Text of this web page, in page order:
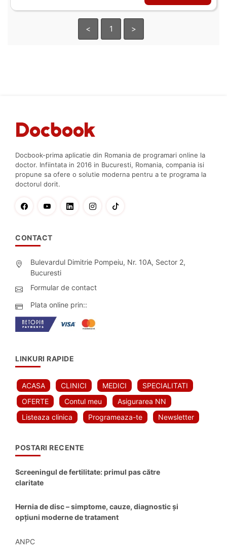
< 1 >
Docbook-prima aplicatie din Romania de programari online la
doctor. Infiintata in 2016 in Bucuresti, Romania, compania isi
propune sa ofere o solutie moderna pentru a te programa la
doctorul dorit.
CONTACT
Bulevardul Dimitrie Pompeiu, Nr. 10A, Sector 2,
Bucuresti
Formular de contact
Plata online prin::
LINKURI RAPIDE
ACASA CLINICI MEDICI
SPECIALITATI
OFERTE
Contul meu
Asigurarea NN
Listeaza clinica
Programeaza-te Newsletter
POSTARI RECENTE
Screeningul de fertilitate: primul pas către
claritate
Hernia de disc – simptome, cauze, diagnostic și
opțiuni moderne de tratament
ANPC